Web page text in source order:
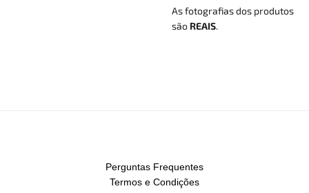
As fotografias dos produtos
são REAIS.
Perguntas Frequentes
Termos e Condições